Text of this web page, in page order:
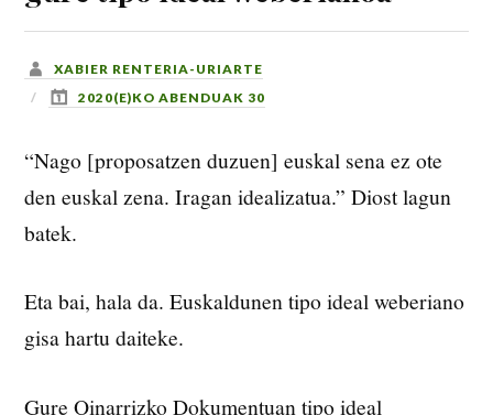
XABIER RENTERIA-URIARTE
2020(E)KO ABENDUAK 30
“Nago [proposatzen duzuen] euskal sena ez ote
den euskal zena. Iragan idealizatua.” Diost lagun
batek.
Eta bai, hala da. Euskaldunen tipo ideal weberiano
gisa hartu daiteke.
Gure Oinarrizko Dokumentuan tipo ideal